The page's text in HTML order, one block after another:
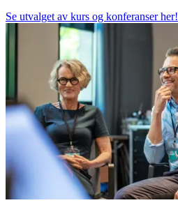
Se utvalget av kurs og konferanser her!